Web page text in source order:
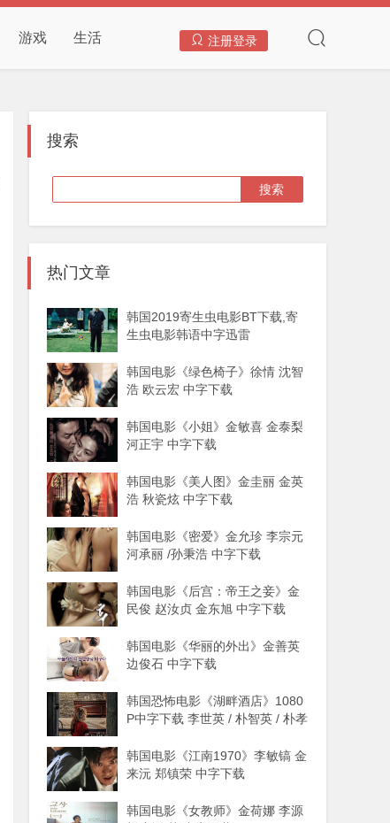
游戏 生活 注册登录
搜索
热门文章
韩国2019寄生虫电影BT下载,寄
生虫电影韩语中字迅雷
韩国电影《绿色椅子》徐情 沈智
浩 欧云宏 中字下载
韩国电影《小姐》金敏喜 金泰梨
河正宇 中字下载
韩国电影《美人图》金圭丽 金英
浩 秋瓷炫 中字下载
韩国电影《密爱》金允珍 李宗元
河承丽 /孙秉浩 中字下载
韩国电影《后宫：帝王之妾》金
民俊 赵汝贞 金东旭 中字下载
韩国电影《华丽的外出》金善英
边俊石 中字下载
韩国恐怖电影《湖畔酒店》1080
P中字下载 李世英 / 朴智英 / 朴孝
韩国电影《江南1970》李敏镐 金
来沅 郑镇荣 中字下载
韩国电影《女教师》金荷娜 李源